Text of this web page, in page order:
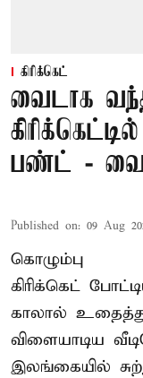
கிரிக்கெட்
வைடாக
பண்ட் -
Published on: 09 Aug
கொழும்பு
கிரிக்கெட்
காலால்
விளையாடிய
இலங்கையில்